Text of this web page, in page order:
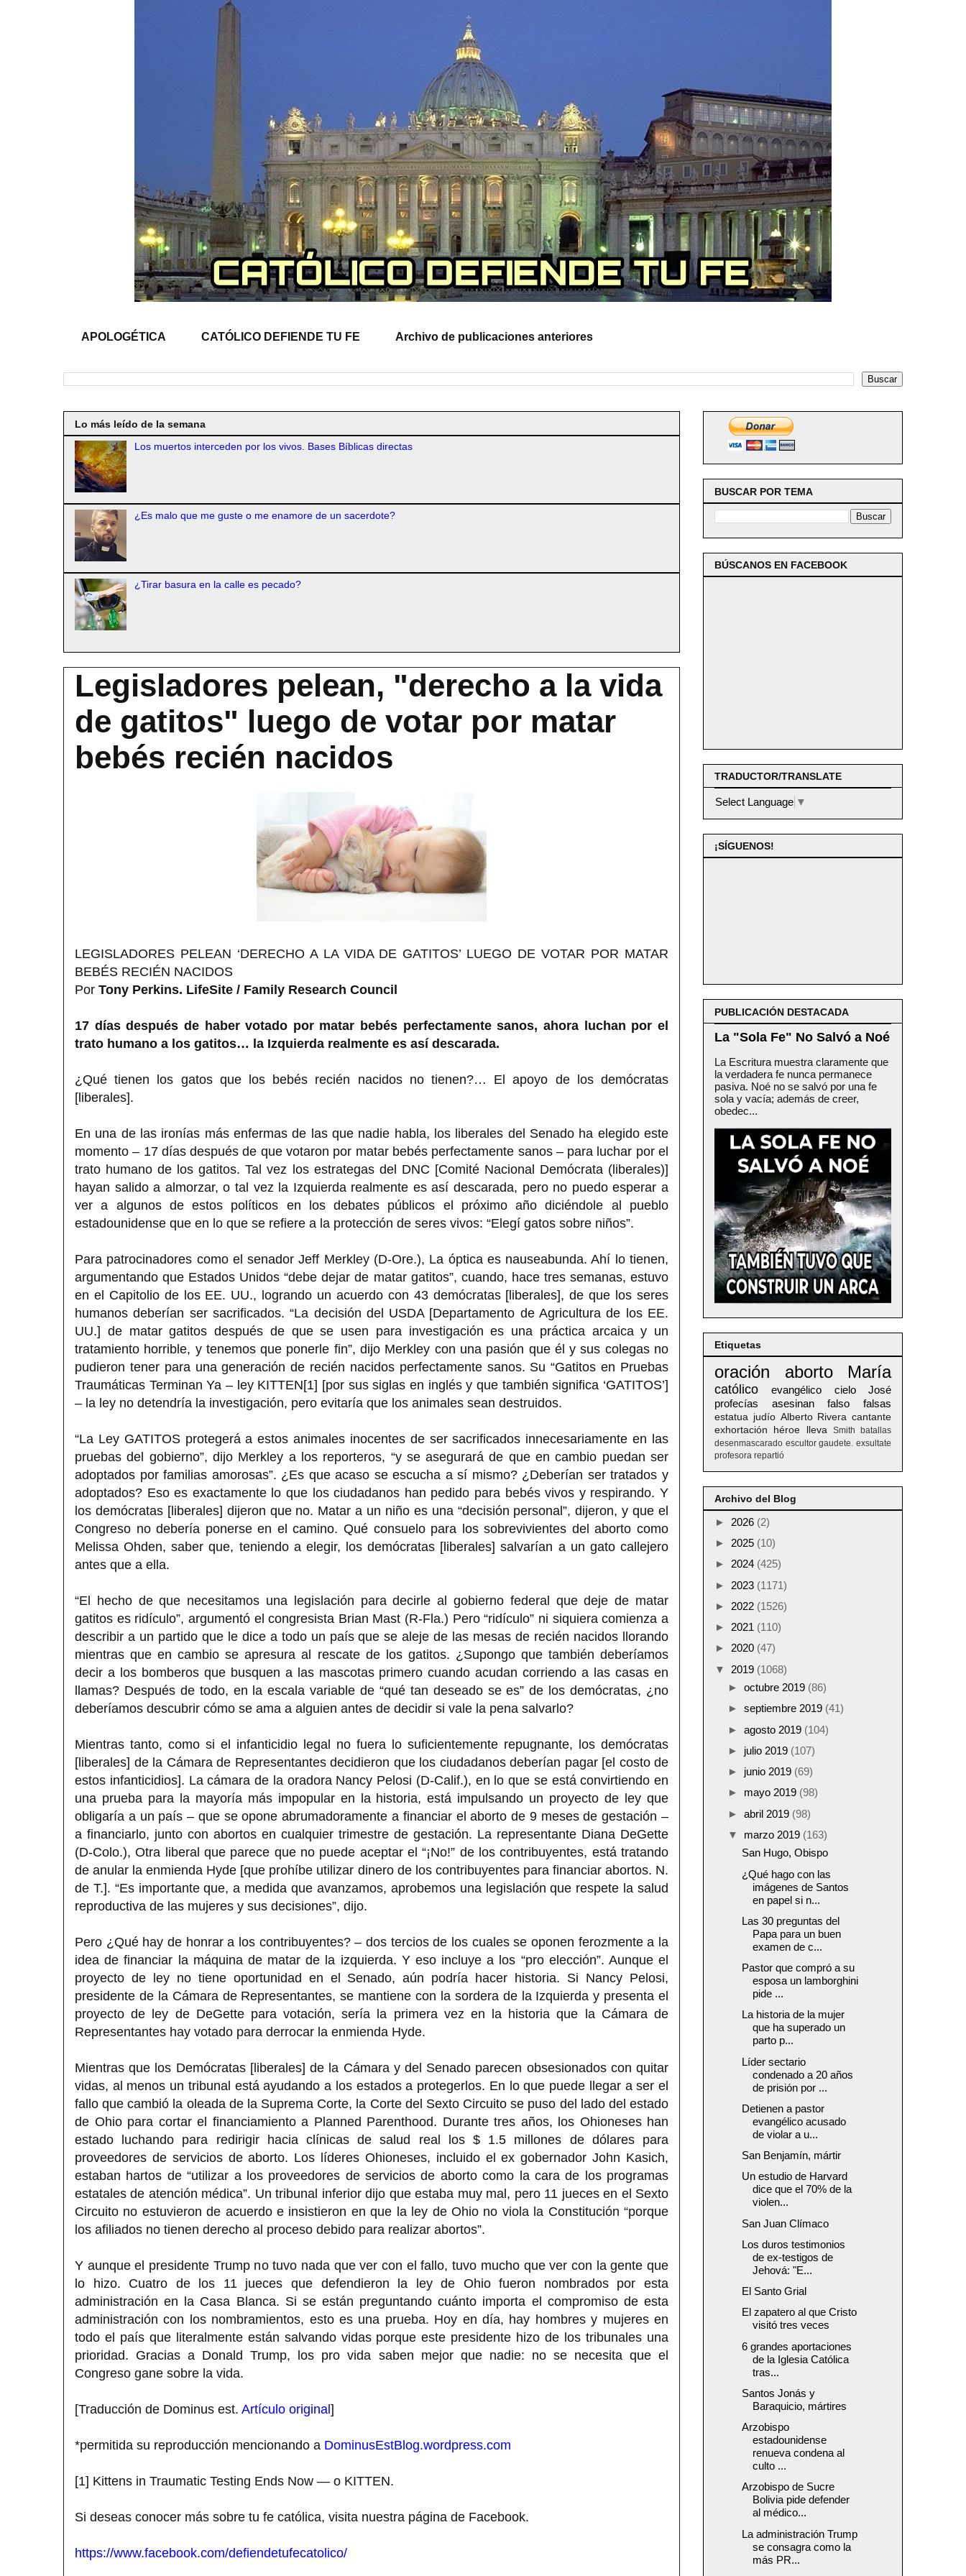
APOLOGÉTICA CATÓLICO DEFIENDE TU FE Archivo de publicaciones anteriores
Lo más leído de la semana
Los muertos interceden por los vivos. Bases Bíblicas directas
¿Es malo que me guste o me enamore de un sacerdote?
¿Tirar basura en la calle es pecado?
Legisladores pelean, "derecho a la vida
de gatitos" luego de votar por matar
bebés recién nacidos
LEGISLADORES PELEAN ‘DERECHO A LA VIDA DE GATITOS’ LUEGO DE VOTAR POR MATAR
BEBÉS RECIÉN NACIDOS
Por Tony Perkins. LifeSite / Family Research Council
17 días después de haber votado por matar bebés perfectamente sanos, ahora luchan por el
trato humano a los gatitos… la Izquierda realmente es así descarada.
¿Qué tienen los gatos que los bebés recién nacidos no tienen?… El apoyo de los demócratas
[liberales].
En una de las ironías más enfermas de las que nadie habla, los liberales del Senado ha elegido este
momento – 17 días después de que votaron por matar bebés perfectamente sanos – para luchar por el
trato humano de los gatitos. Tal vez los estrategas del DNC [Comité Nacional Demócrata (liberales)]
hayan salido a almorzar, o tal vez la Izquierda realmente es así descarada, pero no puedo esperar a
ver a algunos de estos políticos en los debates públicos el próximo año diciéndole al pueblo
estadounidense que en lo que se refiere a la protección de seres vivos: “Elegí gatos sobre niños”.
Para patrocinadores como el senador Jeff Merkley (D-Ore.), La óptica es nauseabunda. Ahí lo tienen,
argumentando que Estados Unidos “debe dejar de matar gatitos”, cuando, hace tres semanas, estuvo
en el Capitolio de los EE. UU., logrando un acuerdo con 43 demócratas [liberales], de que los seres
humanos deberían ser sacrificados. “La decisión del USDA [Departamento de Agricultura de los EE.
UU.] de matar gatitos después de que se usen para investigación es una práctica arcaica y un
tratamiento horrible, y tenemos que ponerle fin”, dijo Merkley con una pasión que él y sus colegas no
pudieron tener para una generación de recién nacidos perfectamente sanos. Su “Gatitos en Pruebas
Traumáticas Terminan Ya – ley KITTEN[1] [por sus siglas en inglés y que también significa ‘GATITOS’]
– la ley no detendría la investigación, pero evitaría que los animales sean destruidos.
“La Ley GATITOS protegerá a estos animales inocentes de ser sacrificados innecesariamente en las
pruebas del gobierno”, dijo Merkley a los reporteros, “y se asegurará de que en cambio puedan ser
adoptados por familias amorosas”. ¿Es que acaso se escucha a sí mismo? ¿Deberían ser tratados y
adoptados? Eso es exactamente lo que los ciudadanos han pedido para bebés vivos y respirando. Y
los demócratas [liberales] dijeron que no. Matar a un niño es una “decisión personal”, dijeron, y que el
Congreso no debería ponerse en el camino. Qué consuelo para los sobrevivientes del aborto como
Melissa Ohden, saber que, teniendo a elegir, los demócratas [liberales] salvarían a un gato callejero
antes que a ella.
“El hecho de que necesitamos una legislación para decirle al gobierno federal que deje de matar
gatitos es ridículo”, argumentó el congresista Brian Mast (R-Fla.) Pero “ridículo” ni siquiera comienza a
describir a un partido que le dice a todo un país que se aleje de las mesas de recién nacidos llorando
mientras que en cambio se apresura al rescate de los gatitos. ¿Supongo que también deberíamos
decir a los bomberos que busquen a las mascotas primero cuando acudan corriendo a las casas en
llamas? Después de todo, en la escala variable de “qué tan deseado se es” de los demócratas, ¿no
deberíamos descubrir cómo se ama a alguien antes de decidir si vale la pena salvarlo?
Mientras tanto, como si el infanticidio legal no fuera lo suficientemente repugnante, los demócratas
[liberales] de la Cámara de Representantes decidieron que los ciudadanos deberían pagar [el costo de
estos infanticidios]. La cámara de la oradora Nancy Pelosi (D-Calif.), en lo que se está convirtiendo en
una prueba para la mayoría más impopular en la historia, está impulsando un proyecto de ley que
obligaría a un país – que se opone abrumadoramente a financiar el aborto de 9 meses de gestación –
a financiarlo, junto con abortos en cualquier trimestre de gestación. La representante Diana DeGette
(D-Colo.), Otra liberal que parece que no puede aceptar el “¡No!” de los contribuyentes, está tratando
de anular la enmienda Hyde [que prohíbe utilizar dinero de los contribuyentes para financiar abortos. N.
de T.]. “Es importante que, a medida que avanzamos, aprobemos una legislación que respete la salud
reproductiva de las mujeres y sus decisiones”, dijo.
Pero ¿Qué hay de honrar a los contribuyentes? – dos tercios de los cuales se oponen ferozmente a la
idea de financiar la máquina de matar de la izquierda. Y eso incluye a los “pro elección”. Aunque el
proyecto de ley no tiene oportunidad en el Senado, aún podría hacer historia. Si Nancy Pelosi,
presidente de la Cámara de Representantes, se mantiene con la sordera de la Izquierda y presenta el
proyecto de ley de DeGette para votación, sería la primera vez en la historia que la Cámara de
Representantes hay votado para derrocar la enmienda Hyde.
Mientras que los Demócratas [liberales] de la Cámara y del Senado parecen obsesionados con quitar
vidas, al menos un tribunal está ayudando a los estados a protegerlos. En lo que puede llegar a ser el
fallo que cambió la oleada de la Suprema Corte, la Corte del Sexto Circuito se puso del lado del estado
de Ohio para cortar el financiamiento a Planned Parenthood. Durante tres años, los Ohioneses han
estado luchando para redirigir hacia clínicas de salud real los $ 1.5 millones de dólares para
proveedores de servicios de aborto. Los líderes Ohioneses, incluido el ex gobernador John Kasich,
estaban hartos de “utilizar a los proveedores de servicios de aborto como la cara de los programas
estatales de atención médica”. Un tribunal inferior dijo que estaba muy mal, pero 11 jueces en el Sexto
Circuito no estuvieron de acuerdo e insistieron en que la ley de Ohio no viola la Constitución “porque
los afiliados no tienen derecho al proceso debido para realizar abortos”.
Y aunque el presidente Trump no tuvo nada que ver con el fallo, tuvo mucho que ver con la gente que
lo hizo. Cuatro de los 11 jueces que defendieron la ley de Ohio fueron nombrados por esta
administración en la Casa Blanca. Si se están preguntando cuánto importa el compromiso de esta
administración con los nombramientos, esto es una prueba. Hoy en día, hay hombres y mujeres en
todo el país que literalmente están salvando vidas porque este presidente hizo de los tribunales una
prioridad. Gracias a Donald Trump, los pro vida saben mejor que nadie: no se necesita que el
Congreso gane sobre la vida.
[Traducción de Dominus est. Artículo original]
*permitida su reproducción mencionando a DominusEstBlog.wordpress.com
[1] Kittens in Traumatic Testing Ends Now — o KITTEN.
Si deseas conocer más sobre tu fe católica, visita nuestra página de Facebook.
https://www.facebook.com/defiendetufecatolico/
BUSCAR POR TEMA
BÚSCANOS EN FACEBOOK
TRADUCTOR/TRANSLATE
Select Language ▼
¡SÍGUENOS!
PUBLICACIÓN DESTACADA
La "Sola Fe" No Salvó a Noé
La Escritura muestra claramente que
la verdadera fe nunca permanece
pasiva. Noé no se salvó por una fe
sola y vacía; además de creer,
obedec...
Etiquetas
oración aborto María
católico evangélico cielo
José
profecías
asesinan falso falsas
estatua judío Alberto Rivera cantante
exhortación
héroe lleva Smith
batallas
desenmascarado escultor gaudete. exsultate
profesora repartió
Archivo del Blog
► 2026 (2)
► 2025 (10)
► 2024 (425)
► 2023 (1171)
► 2022 (1526)
► 2021 (110)
► 2020 (47)
▼ 2019 (1068)
► octubre 2019 (86)
► septiembre 2019 (41)
► agosto 2019 (104)
► julio 2019 (107)
► junio 2019 (69)
► mayo 2019 (98)
► abril 2019 (98)
▼ marzo 2019 (163)
San Hugo, Obispo
¿Qué hago con las
imágenes de Santos
en papel si n...
Las 30 preguntas del
Papa para un buen
examen de c...
Pastor que compró a su
esposa un lamborghini
pide ...
La historia de la mujer
que ha superado un
parto p...
Líder sectario
condenado a 20 años
de prisión por ...
Detienen a pastor
evangélico acusado
de violar a u...
San Benjamín, mártir
Un estudio de Harvard
dice que el 70% de la
violen...
San Juan Clímaco
Los duros testimonios
de ex-testigos de
Jehová: "E...
El Santo Grial
El zapatero al que Cristo
visitó tres veces
6 grandes aportaciones
de la Iglesia Católica
tras...
Santos Jonás y
Baraquicio, mártires
Arzobispo
estadounidense
renueva condena al
culto ...
Arzobispo de Sucre
Bolivia pide defender
al médico...
La administración Trump
se consagra como la
más PR...